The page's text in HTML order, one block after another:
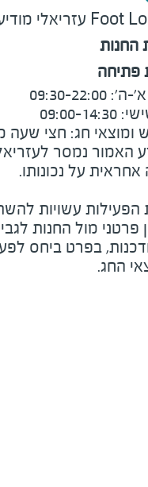
Foot עזריאלי
החנות
פתיחה
ומוצאי חג: חצי שעה
האמור נמסר
הפעילות עשויות
פרטני מול החנות
בפרט ביחס
החג.